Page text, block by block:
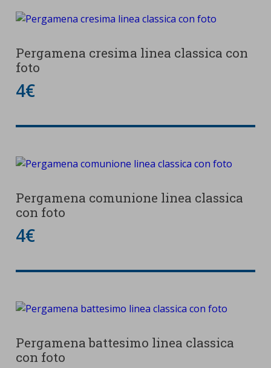
Pergamena cresima linea classica con
foto
4€
Pergamena comunione linea classica
con foto
4€
Pergamena battesimo linea classica
con foto